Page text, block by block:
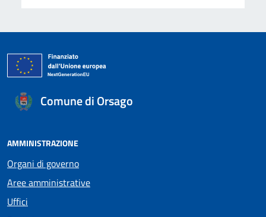
Comune di Orsago
AMMINISTRAZIONE
Organi di governo
Aree amministrative
Uffici